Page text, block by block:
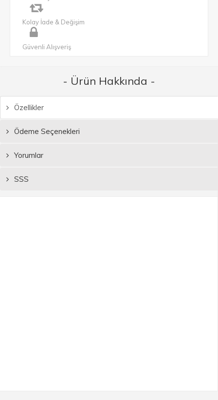
Kolay İade & Değişim
Güvenli Alışveriş
- Ürün Hakkında -
Özellikler
Ödeme Seçenekleri
Yorumlar
SSS